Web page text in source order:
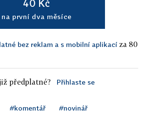
40 Kč
na první dva měsíce
bez reklam a s mobilní aplikací za 80
předplatné? Přihlaste se
#komentář #novinář